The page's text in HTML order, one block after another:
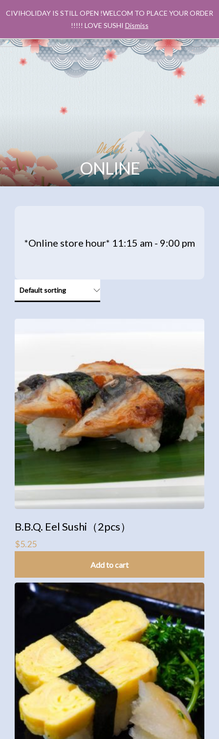
Order
ONLINE
*Online store hour* 11:15 am - 9:00 pm
B.B.Q. Eel Sushi（2pcs）
$5.25
Add to cart
CIVIHOLIDAY IS STILL OPEN !WELCOM TO PLACE YOUR ORDER
!!!!! LOVE SUSHI Dismiss